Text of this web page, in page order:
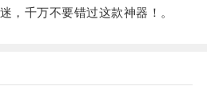
千万不要错过这款神器！。